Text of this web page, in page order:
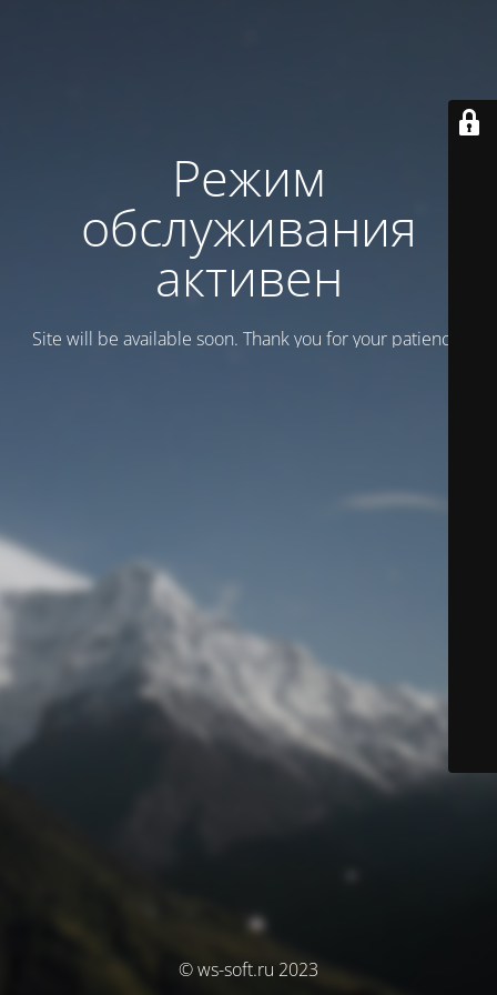
Режим
обслуживания
активен
Site will be available soon. Thank you for your patience!
© ws-soft.ru 2023